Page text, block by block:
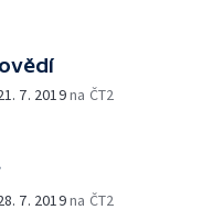
7. 2019na ČT2
7. 2019na ČT2